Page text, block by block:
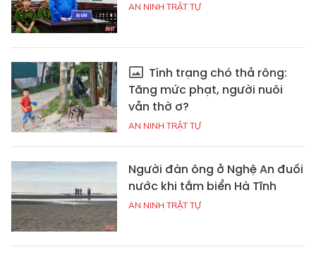
AN NINH TRẬT TỰ
Tình trạng chó thả rông:
Tăng mức phạt, người nuôi
vẫn thờ ơ?
AN NINH TRẬT TỰ
Người đàn ông ở Nghệ An đuối
nước khi tắm biển Hà Tĩnh
AN NINH TRẬT TỰ